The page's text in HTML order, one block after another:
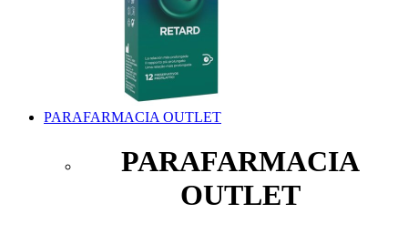
PARAFARMACIA OUTLET
PARAFARMACIA
OUTLET